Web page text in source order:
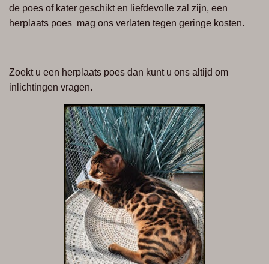
de poes of kater geschikt en liefdevolle zal zijn, een
herplaats poes mag ons verlaten tegen geringe kosten.
Zoekt u een herplaats poes dan kunt u ons altijd om
inlichtingen vragen.